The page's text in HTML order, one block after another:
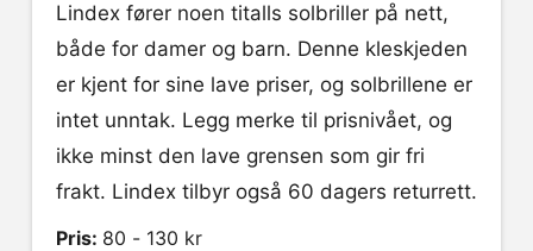
Lindex fører noen titalls solbriller på nett,
både for damer og barn. Denne kleskjeden
er kjent for sine lave priser, og solbrillene er
intet unntak. Legg merke til prisnivået, og
ikke minst den lave grensen som gir fri
frakt. Lindex tilbyr også 60 dagers returrett.
Pris: 80 - 130 kr